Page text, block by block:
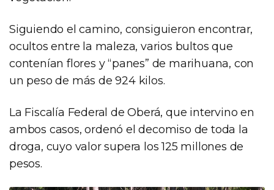
Siguiendo el camino, consiguieron encontrar,
ocultos entre la maleza, varios bultos que
contenían flores y “panes” de marihuana, con
un peso de más de 924 kilos.
La Fiscalía Federal de Oberá, que intervino en
ambos casos, ordenó el decomiso de toda la
droga, cuyo valor supera los 125 millones de
pesos.